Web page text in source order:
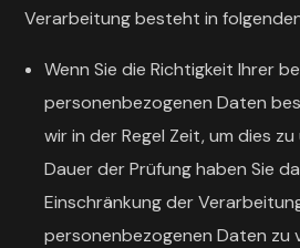
Verarbeitung besteht in
Wenn Sie die Richtigkeit Ihrer
personenbezogenen Daten
wir in der Regel Zeit, um dies
Dauer der Prüfung haben Sie
Einschränkung der
personenbezogenen Daten zu